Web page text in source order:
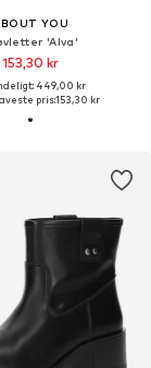
YOU
'Alva'
153,30 kr
449,00 kr
pris:153,30 kr